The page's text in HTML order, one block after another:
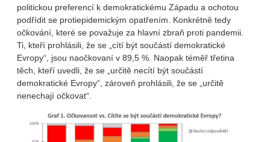
politickou preferencí k demokratickému Západu a ochotou
podřídit se protiepidemickým opatřením. Konkrétně tedy
očkování, které se považuje za hlavní zbraň proti pandemii.
Ti, kteří prohlásili, že se „cítí být součástí demokratické
Evropy“, jsou naočkovaní v 89,5 %. Naopak téměř třetina
těch, kteří uvedli, že se „určitě necítí být součástí
demokratické Evropy“, zároveň prohlásili, že se „určitě
nenechají očkovat“.